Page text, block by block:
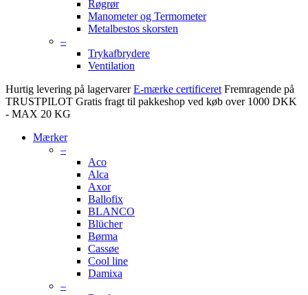
Røgrør
Manometer og Termometer
Metalbestos skorsten
–
Trykafbrydere
Ventilation
Hurtig levering på lagervarer E-mærke certificeret Fremragende på
TRUSTPILOT Gratis fragt til pakkeshop ved køb over 1000 DKK
- MAX 20 KG
Mærker
–
Aco
Alca
Axor
Ballofix
BLANCO
Blücher
Børma
Cassøe
Cool line
Damixa
–